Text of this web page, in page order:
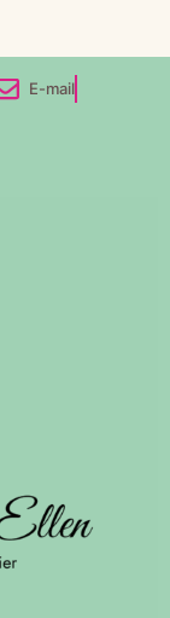
E-mail